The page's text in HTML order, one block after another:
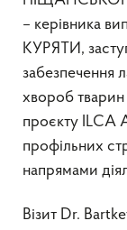
– керівника
КУРЯТИ,
забезпечення
хвороб
проєкту ILCA
профільних
напрямами
Візит Dr.